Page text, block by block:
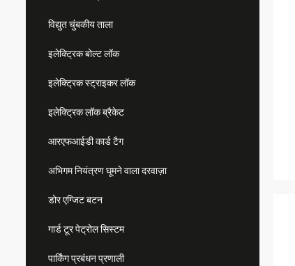
विद्युत चुंबकीय ताला
इलेक्ट्रिक बोल्ट लॉक
इलेक्ट्रिक स्ट्राइकर लॉक
इलेक्ट्रिक लॉक ब्रैकेट
आरएफआईडी कार्ड टैग
अभिगम नियंत्रण घूमने वाला दरवाज़ा
डोर एग्जिट बटन
गार्ड टूर पेट्रोल सिस्टम
पार्किंग प्रबंधन प्रणाली